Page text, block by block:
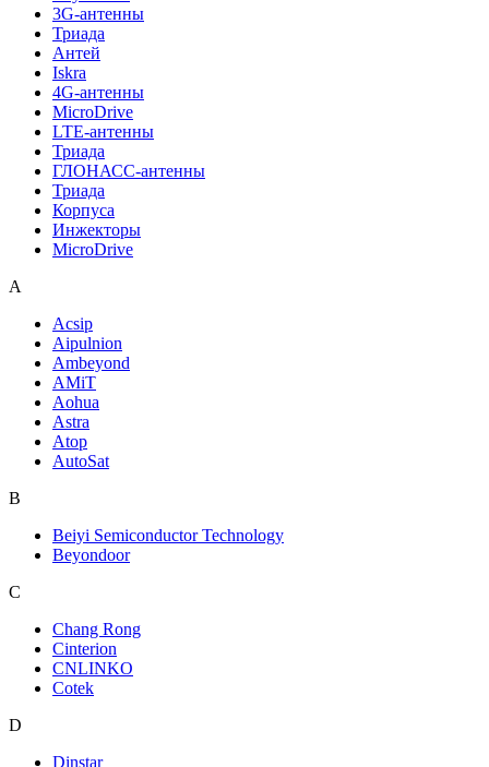
3G-антенны
Триада
Антей
Iskra
4G-антенны
MicroDrive
LTE-антенны
Триада
ГЛОНАСС-антенны
Триада
Корпуса
Инжекторы
MicroDrive
A
Acsip
Aipulnion
Ambeyond
AMiT
Aohua
Astra
Atop
AutoSat
B
Beiyi Semiconductor Technology
Beyondoor
C
Chang Rong
Cinterion
CNLINKO
Cotek
D
Dinstar